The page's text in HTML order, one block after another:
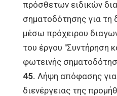
πρόσθετων ειδικών
σηματοδότησης για τη
μέσω πρόχειρου
του έργου "Συντήρηση
φωτεινής
45. Λήψη απόφασης για
διενέργειας της